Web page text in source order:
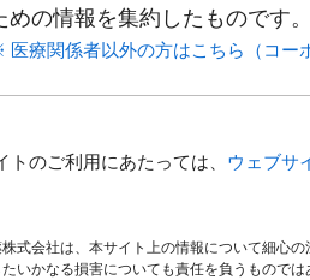
めの情報を集約したものです
医療関係者以外の方はこちら（コー
トのご利用にあたっては、 ウェブサ
式会社は、本サイト上の情報について細心
たいかなる損害についても責任を負うもので